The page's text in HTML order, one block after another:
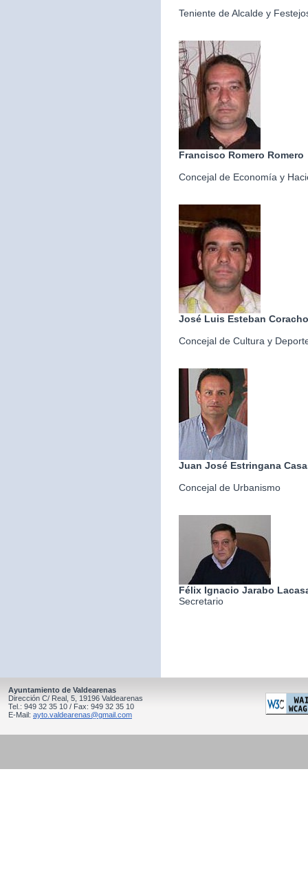
Teniente de Alcalde y
Francisco Romero Romero
Concejal de Economía y
José Luis Esteban Coracho
Concejal de Cultura y
Juan José Estringana
Concejal de Urbanismo
Félix Ignacio Jarabo
Secretario
Ayuntamiento de Valdearenas
Dirección C/ Real, 5, 19196 Valdearenas
Tel.: 949 32 35 10 / Fax: 949 32 35 10
E-Mail: ayto.valdearenas@gmail.com